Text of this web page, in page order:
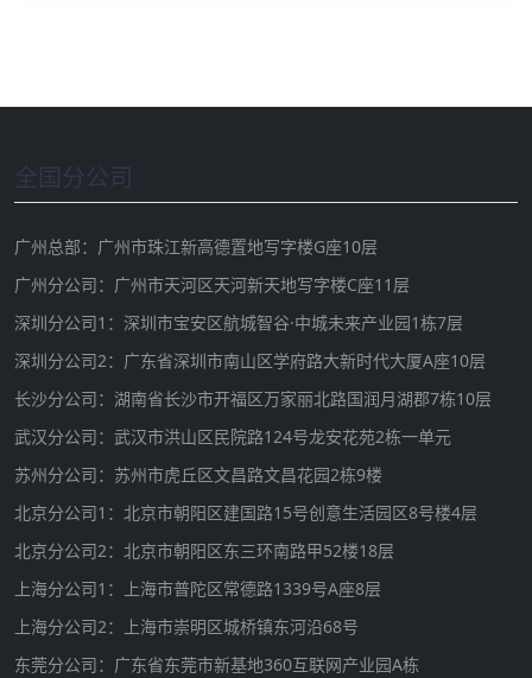
全国分公司
广州总部：广州市珠江新高德置地写字楼G座10层
广州分公司：广州市天河区天河新天地写字楼C座11层
深圳分公司1：深圳市宝安区航城智谷·中城未来产业园1栋7层
深圳分公司2：广东省深圳市南山区学府路大新时代大厦A座10层
长沙分公司：湖南省长沙市开福区万家丽北路国润月湖郡7栋10层
武汉分公司：武汉市洪山区民院路124号龙安花苑2栋一单元
苏州分公司：苏州市虎丘区文昌路文昌花园2栋9楼
北京分公司1：北京市朝阳区建国路15号创意生活园区8号楼4层
北京分公司2：北京市朝阳区东三环南路甲52楼18层
上海分公司1：上海市普陀区常德路1339号A座8层
上海分公司2：上海市崇明区城桥镇东河沿68号
东莞分公司：广东省东莞市新基地360互联网产业园A栋